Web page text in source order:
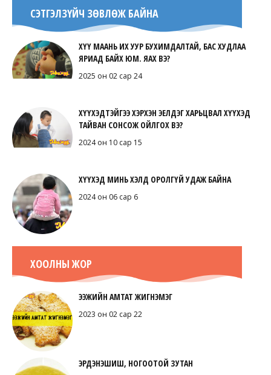
СЭТГЭЛЗҮЙЧ ЗӨВЛӨЖ БАЙНА
ХҮҮ МААНЬ ИХ УУР БУХИМДАЛТАЙ, БАС ХУДЛАА
ЯРИАД БАЙХ ЮМ. ЯАХ ВЭ?
2025 он 02 сар 24
ХҮҮХЭДТЭЙГЭЭ ХЭРХЭН ЭЕЛДЭГ ХАРЬЦВАЛ ХҮҮХЭД
ТАЙВАН СОНСОЖ ОЙЛГОХ ВЭ?
2024 он 10 сар 15
ХҮҮХЭД МИНЬ ХЭЛД ОРОЛГҮЙ УДАЖ БАЙНА
2024 он 06 сар 6
ХООЛНЫ ЖОР
ЭЭЖИЙН АМТАТ ЖИГНЭМЭГ
2023 он 02 сар 22
ЭРДЭНЭШИШ, НОГООТОЙ ЗУТАН